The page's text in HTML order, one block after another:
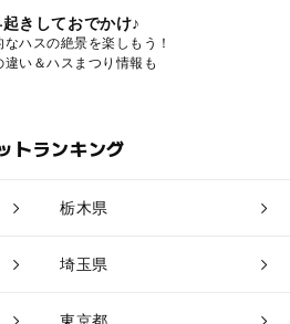
きしておでかけ♪
ハスの絶景を楽しもう！
違い＆ハスまつり情報も
トランキング
栃木県
埼玉県